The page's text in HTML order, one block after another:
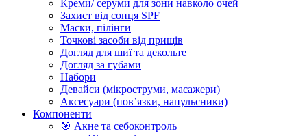
Креми/ серуми для зони навколо очей
Захист від сонця SPF
Маски, пілінги
Точкові засоби від прищів
Догляд для шиї та декольте
Догляд за губами
Набори
Девайси (мікроструми, масажери)
Аксесуари (повʼязки, напульсники)
Компоненти
🎯 Акне та себоконтроль